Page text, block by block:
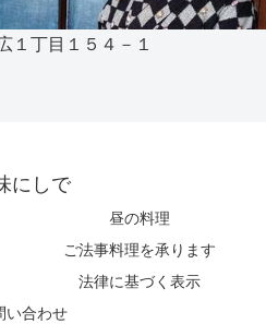
１丁目１５４－１
にしで
昼の料理
ご法事料理を承ります
法律に基づく表示
い合わせ